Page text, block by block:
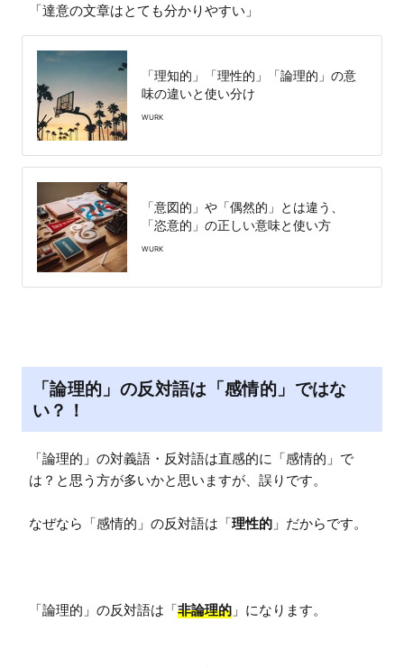
「達意の文章はとても分かりやすい」
「理知的」「理性的」「論理的」の意
味の違いと使い分け
WURK
「意図的」や「偶然的」とは違う、
「恣意的」の正しい意味と使い方
WURK
「論理的」の反対語は「感情的」ではな
い？！
「論理的」の対義語・反対語は直感的に「感情的」で
は？と思う方が多いかと思いますが、誤りです。
なぜなら「感情的」の反対語は「理性的 」だからです。
「論理的」の反対語は「非論理的 」になります。